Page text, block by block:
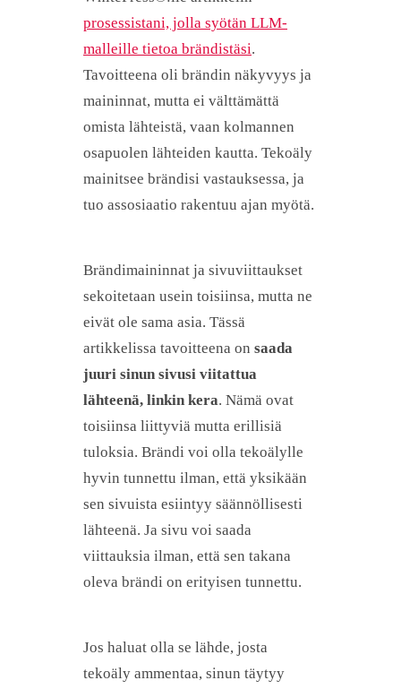
prosessistani, jolla syötän LLM-
malleille tietoa brändistäsi.
Tavoitteena oli brändin näkyvyys ja
maininnat, mutta ei välttämättä
omista lähteistä, vaan kolmannen
osapuolen lähteiden kautta. Tekoäly
mainitsee brändisi vastauksessa, ja
tuo assosiaatio rakentuu ajan myötä.
Brändimaininnat ja sivuviittaukset
sekoitetaan usein toisiinsa, mutta ne
eivät ole sama asia. Tässä
artikkelissa tavoitteena on saada
juuri sinun sivusi viitattua
lähteenä, linkin kera. Nämä ovat
toisiinsa liittyviä mutta erillisiä
tuloksia. Brändi voi olla tekoälylle
hyvin tunnettu ilman, että yksikään
sen sivuista esiintyy säännöllisesti
lähteenä. Ja sivu voi saada
viittauksia ilman, että sen takana
oleva brändi on erityisen tunnettu.
Jos haluat olla se lähde, josta
tekoäly ammentaa, sinun täytyy